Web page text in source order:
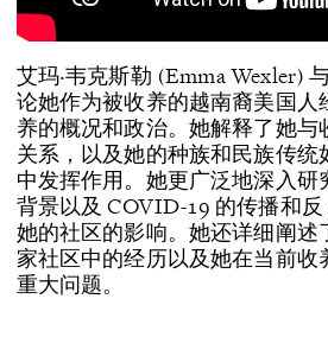
艾玛·韦克斯勒 (Emma Wexler)
论她作为被收养的越南裔美国人
养的概况和政治。她解释了她与
关系，以及她的种族和民族传统
中发挥作用。她更广泛地深入研
背景以及 COVID-19 的传播和
她的社区的影响。她还详细阐述
家社区中的经历以及她在当前收
重大问题。